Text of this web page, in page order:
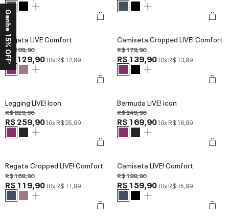
Regata LIVE Comfort
R$ 189,90
R$ 129,9010xR$ 12,99
Camiseta Cropped LIVE! Comfort
R$ 179,90
R$ 139,9010xR$ 13,99
Legging LIVE! Icon
R$ 329,90
R$ 259,9010xR$ 25,99
Bermuda LIVE! Icon
R$ 249,90
R$ 169,9010xR$ 16,99
Regata Cropped LIVE! Comfort
R$ 169,90
R$ 119,9010xR$ 11,99
Camiseta LIVE! Comfort
R$ 199,90
R$ 159,9010xR$ 15,99
Ganhe 15% OFF*